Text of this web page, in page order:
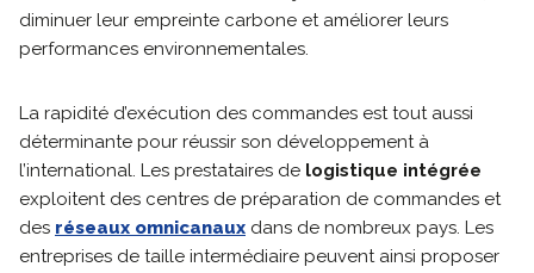
diminuer leur empreinte carbone et améliorer leurs
performances environnementales.
La rapidité d’exécution des commandes est tout aussi
déterminante pour réussir son développement à
l’international. Les prestataires de logistique intégrée
exploitent des centres de préparation de commandes et
des réseaux omnicanaux dans de nombreux pays. Les
entreprises de taille intermédiaire peuvent ainsi proposer